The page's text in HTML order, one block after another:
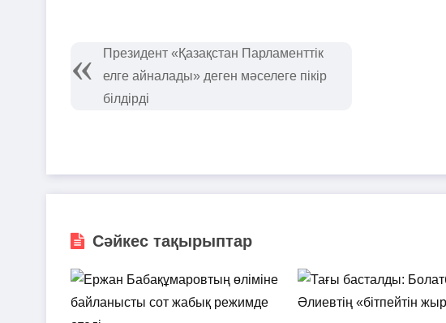
Президент «Қазақстан Парламенттік
елге айналады» деген мәселеге пікір
білдірді
Сәйкес тақырыптар